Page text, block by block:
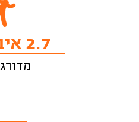
2.7 איבודים
מדורג #8